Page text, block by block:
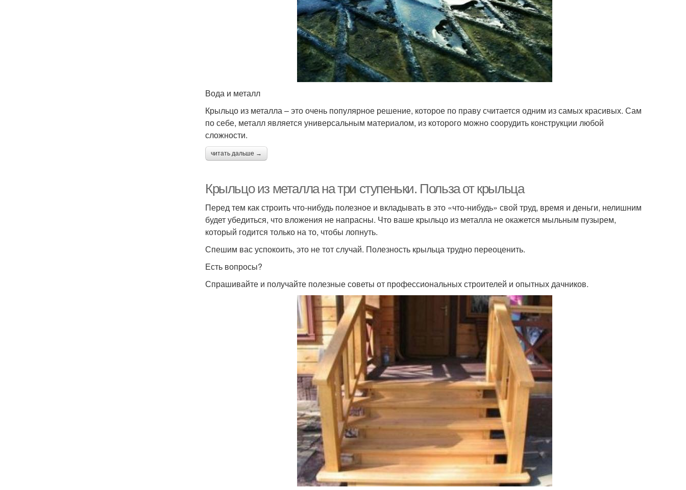
Вода и металл
Крыльцо из металла – это очень популярное решение, которое по праву считается одним из самых красивых. Сам
по себе, металл является универсальным материалом, из которого можно соорудить конструкции любой
сложности.
читать дальше →
Крыльцо из металла на три ступеньки. Польза от крыльца
Перед тем как строить что-нибудь полезное и вкладывать в это «что-нибудь» свой труд, время и деньги, нелишним
будет убедиться, что вложения не напрасны. Что ваше крыльцо из металла не окажется мыльным пузырем,
который годится только на то, чтобы лопнуть.
Спешим вас успокоить, это не тот случай. Полезность крыльца трудно переоценить.
Есть вопросы?
Спрашивайте и получайте полезные советы от профессиональных строителей и опытных дачников.